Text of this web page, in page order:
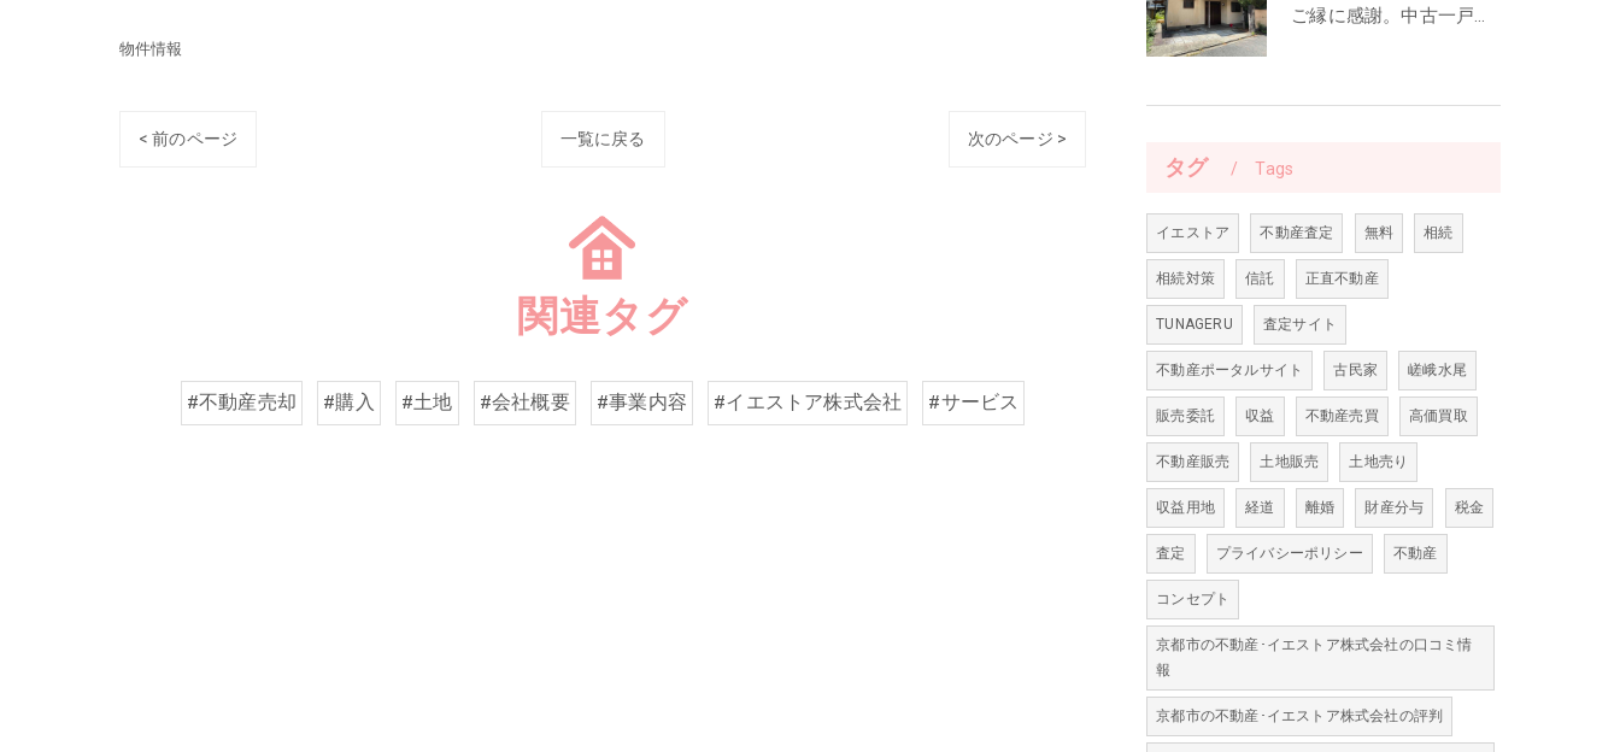
物件情報
< 前のページ 一覧に戻る 次のページ >
関連タグ
#不動産売却 #購入 #土地 #会社概要 #事業内容 #イエストア株式会社 #サービス
ご縁に感謝。中古一戸建てのご契約をいただきました
タグ Tags
イエストア 不動産査定 無料 相続
相続対策 信託 正直不動産
TUNAGERU 査定サイト
不動産ポータルサイト 古民家 嵯峨水尾
販売委託 収益 不動産売買 高価買取
不動産販売 土地販売 土地売り
収益用地 経道 離婚 財産分与 税金
査定 プライバシーポリシー 不動産
コンセプト
京都市の不動産･イエストア株式会社の口コミ情
報
京都市の不動産･イエストア株式会社の評判